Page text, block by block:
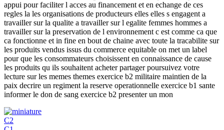
appui pour faciliter l acces au financement et en echange de ces
regles la les organisations de producteurs elles elles s engagent a
travailler sur la qualite a travailler sur l egalite femmes hommes a
travailler sur la preservation de l environnement c est comme ca que
ca fonctionne et in fine en bout de chaine avec toute la tracabilite sur
les produits vendus issus du commerce equitable on met un label
pour que les consommateurs choisissent en connaissance de cause
les produits qu ils souhaitent acheter partager poursuivez votre
lecture sur les memes themes exercice b2 militaire maintien de la
paix decrire un regiment la reserve operationnelle exercice b1 sante
informer le don de sang exercice b2 presenter un mon
C2